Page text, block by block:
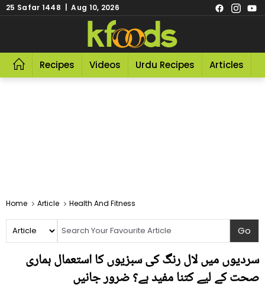
25 Safar 1448 | Aug 10, 2026
Recipes Videos Urdu Recipes Articles
Home Article Health And Fitness
سردیوں میں لال رنگ کی سبزیوں کا استعمال ہماری
صحت کے لیے کتنا مفید ہے؟ ضرور جانیں